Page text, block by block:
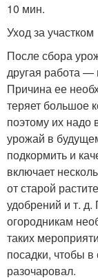
10 мин.
Уход за участком
После сбора
другая работа —
Причина ее
теряет большое
поэтому их надо
урожай в
подкормить и
включает
от старой
удобрений и т.
огородникам
таких
посадки, чтобы
разочаровал.